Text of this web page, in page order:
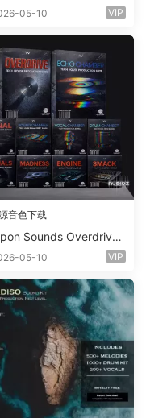
Tech House Sound Ki
05-10 VIP
音色下载
Sounds Overdrive
Chamber Production
FANTASTiC
05-10 VIP